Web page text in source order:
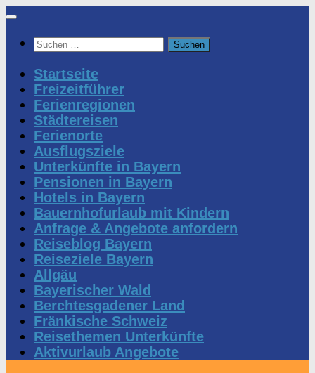
Zum
springenSuchen
Startseite
Freizeitführer
Ferienregionen
Städtereisen
Ferienorte
Ausflugsziele
Unterkünfte in Bayern
Pensionen in Bayern
Hotels in Bayern
Bauernhofurlaub mit Kindern
Anfrage & Angebote anfordern
Reiseblog Bayern
Reiseziele Bayern
Allgäu
Bayerischer Wald
Berchtesgadener Land
Fränkische Schweiz
Reisethemen Unterkünfte
Aktivurlaub Angebote